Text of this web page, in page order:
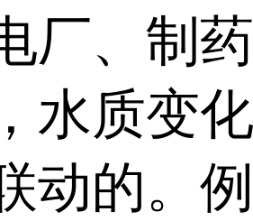
厂、制
水质变
动的。